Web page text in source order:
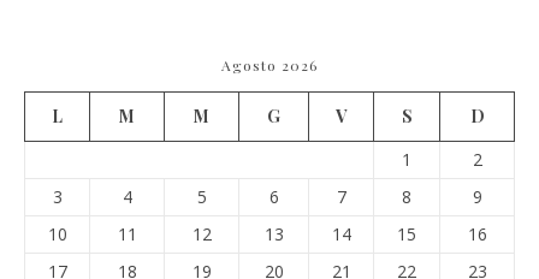
Agosto 2026
L M M G V S
D
1
2
3
4 5 6 7 8
9
10
11 12 13 14 15
16
17
18 19 20 21 22
23